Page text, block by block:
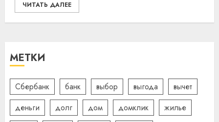
ЧИТАТЬ ДАЛЕЕ
МЕТКИ
Сбербанк банк выбор выгода
вычет
деньги
долг дом домклик
жилье